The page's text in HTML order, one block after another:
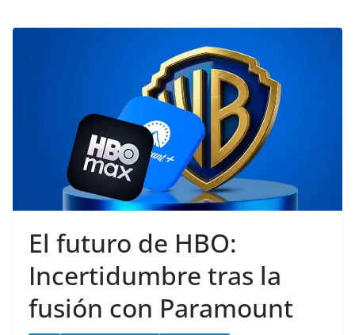
El futuro de HBO:
Incertidumbre tras la
fusión con Paramount